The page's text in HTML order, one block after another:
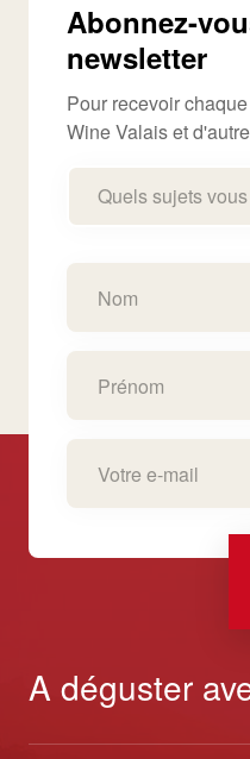
Abonnez-
newsletter
Pour recevoir
Wine Valais et
Quels sujets
A déguster